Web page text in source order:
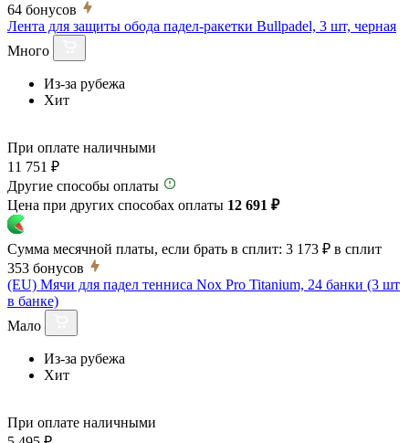
64 бонусов
Лента для защиты обода падел-ракетки Bullpadel, 3 шт, черная
Много
Из-за рубежа
Хит
При оплате наличными
11 751 ₽
Другие способы оплаты
Цена при других способах оплаты 12 691 ₽
Сумма месячной платы, если брать в сплит: 3 173 ₽ в сплит
353 бонусов
(EU) Мячи для падел тенниса Nox Pro Titanium, 24 банки (3 шт
в банке)
Мало
Из-за рубежа
Хит
При оплате наличными